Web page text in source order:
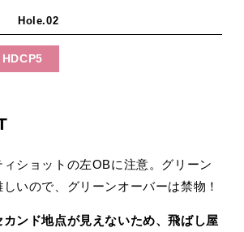
Hole.02
HDCP5
ショットの左OBに注意。グリーン
いので、グリーンオーバーは禁物！
カンド地点が見えないため、飛ばし屋